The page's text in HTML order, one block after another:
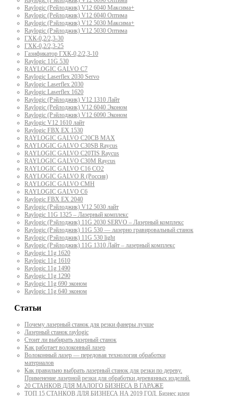
Raylogic (Рейлоджик) V12 6040 Максима+
Raylogic (Рейлоджик) V12 6040 Оптима
Raylogic (Рэйлоджик) V12 5030 Максима+
Raylogic (Рэйлоджик) V12 5030 Оптима
ГХК-0,2/2,3-30
ГХК-0,2/2,3-25
Газификатор ГХК-0,2/2,3-10
Raylogic 11G 530
RAYLOGIC GALVO С7
Raylogic Laserflex 2030 Servo
Raylogic Laserflex 2030
Raylogic Laserflex 1620
Raylogic (Рэйлоджик) V12 1310 Лайт
Raylogic (Рейлоджик) V12 6040 Эконом
Raylogic (Рэйлоджик) V12 6090 Эконом
Raylogic V12 1610 лайт
Raylogic FBX EX 1530
RAYLOGIC GALVO С20CB MAX
RAYLOGIC GALVO С30SB Raycus
RAYLOGIC GALVO C20TIS Raycus
RAYLOGIC GALVO С30M Raycus
RAYLOGIC GALVO С16 CO2
RAYLOGIC GALVO R (Россия)
RAYLOGIC GALVO CMH
RAYLOGIC GALVO С6
Raylogic FBX EX 2040
Raylogic (Рэйлоджик) V12 5030 лайт
Raylogic 11G 1325 – Лазерный комплекс
Raylogic (Рэйлоджик) 11G 2030 SERVO – Лазерный комплекс
Raylogic (Рэйлоджик) 11G 530 — лазерно гравировальный станок
Raylogic (Рэйлоджик) 11G 530 light
Raylogic (Рэйлоджик) 11G 1310 Лайт – лазерный комплекс
Raylogic 11g 1620
Raylogic 11g 1610
Raylogic 11g 1490
Raylogic 11g 1290
Raylogic 11g 690 эконом
Raylogic 11g 640 эконом
Статьи
Почему лазерный станок для резки фанеры лучше
Лазерный станок raylogic
Стоит ли выбирать лазерный станок
Как работает волоконный лазер
Волоконный лазер — передовая технология обработки
материалов
Как правильно выбрать лазерный станок для резки по дереву.
Применение лазерной резки для обработки деревянных изделий.
20 СТАНКОВ ДЛЯ МАЛОГО БИЗНЕСА В ГАРАЖЕ
ТОП 15 СТАНКОВ ДЛЯ БИЗНЕСА НА 2019 ГОД. Бизнес идеи